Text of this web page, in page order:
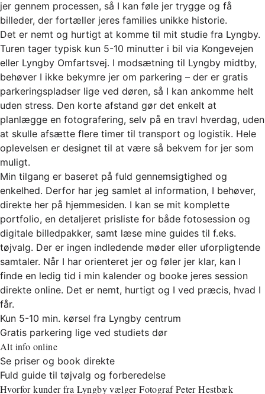
jer gennem processen, så I kan føle jer trygge og få
billeder, der fortæller jeres families unikke historie.
Det er nemt og hurtigt at komme til mit studie fra Lyngby.
Turen tager typisk kun 5-10 minutter i bil via Kongevejen
eller Lyngby Omfartsvej. I modsætning til Lyngby midtby,
behøver I ikke bekymre jer om parkering – der er gratis
parkeringspladser lige ved døren, så I kan ankomme helt
uden stress. Den korte afstand gør det enkelt at
planlægge en fotografering, selv på en travl hverdag, uden
at skulle afsætte flere timer til transport og logistik. Hele
oplevelsen er designet til at være så bekvem for jer som
muligt.
Min tilgang er baseret på fuld gennemsigtighed og
enkelhed. Derfor har jeg samlet al information, I behøver,
direkte her på hjemmesiden. I kan se mit komplette
portfolio, en detaljeret prisliste for både fotosession og
digitale billedpakker, samt læse mine guides til f.eks.
tøjvalg. Der er ingen indledende møder eller uforpligtende
samtaler. Når I har orienteret jer og føler jer klar, kan I
finde en ledig tid i min kalender og booke jeres session
direkte online. Det er nemt, hurtigt og I ved præcis, hvad I
får.
Kun 5-10 min. kørsel fra Lyngby centrum
Gratis parkering lige ved studiets dør
Alt info online
Se priser og book direkte
Fuld guide til tøjvalg og forberedelse
Hvorfor kunder fra Lyngby vælger Fotograf Peter Hestbæk